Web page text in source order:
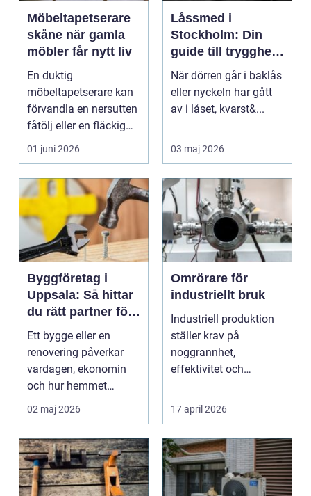
Möbeltapetserare
skåne när gamla
möbler får nytt liv
En duktig
möbeltapetserare kan
förvandla en nersutten
fåtölj eller en fläckig
soffa till en favoritm...
01 juni 2026
Låssmed i
Stockholm: Din
guide till trygghet
och säkerhet
När dörren går i baklås
eller nyckeln har gått
av i låset, kvarst&...
03 maj 2026
Byggföretag i
Uppsala: Så hittar
du rätt partner för
ditt projekt
Ett bygge eller en
renovering påverkar
vardagen, ekonomin
och hur hemmet
fungerar under l&arin...
02 maj 2026
Omrörare för
industriellt bruk
Industriell produktion
ställer krav på
noggrannhet,
effektivitet och
17 april 2026